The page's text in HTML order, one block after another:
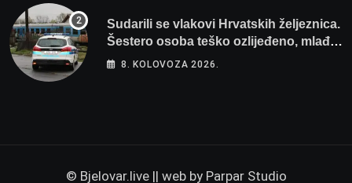
Sudarili se vlakovi Hrvatskih željeznica.
Šestero osoba teško ozlijeđeno, mlađa
žena na intenzivnoj
8. KOLOVOZA 2026.
© Bjelovar.live || web by Parpar Studio